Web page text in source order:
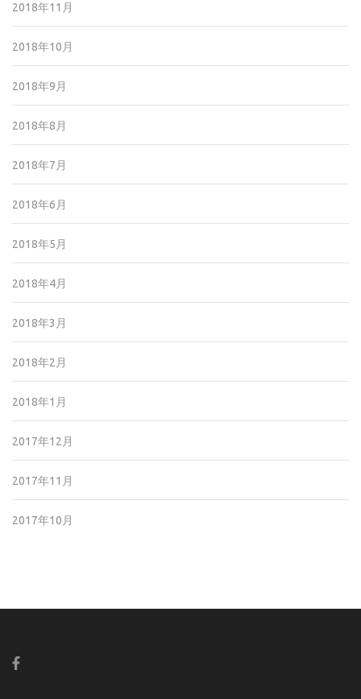
2018年11月
2018年10月
2018年9月
2018年8月
2018年7月
2018年6月
2018年5月
2018年4月
2018年3月
2018年2月
2018年1月
2017年12月
2017年11月
2017年10月